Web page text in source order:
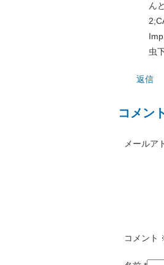
ん
虫
返信
コメン
メールア
コメント